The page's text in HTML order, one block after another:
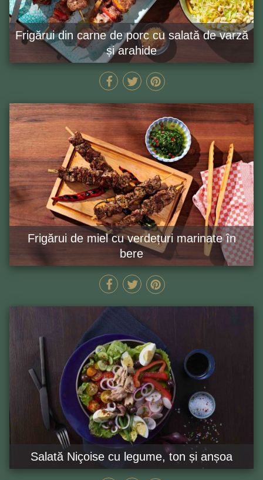
Frigărui din carne de porc cu salată de varză
și arahide
155 MIN GĂTEȘTE ACUM
Frigărui de miel cu verdețuri marinate în
bere
90 MIN GĂTEȘTE ACUM
Salată Niçoise cu legume, ton și anșoa